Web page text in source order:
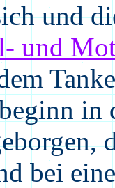
und
und
bei